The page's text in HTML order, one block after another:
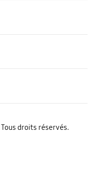
droits réservés.